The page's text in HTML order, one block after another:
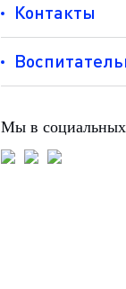
Контакты
Мы в социальных